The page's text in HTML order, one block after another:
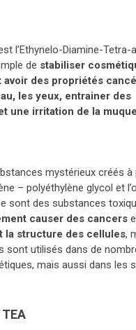
l’Ethynelo-Diamine-Tetra-
de stabiliser
avoir des propriétés
les yeux, entrainer des
une irritation de la
mystérieux créés à
– polyéthylène glycol et
sont des substances
causer des cancers
la structure des cellules,
sont utilisés dans de
mais aussi dans les